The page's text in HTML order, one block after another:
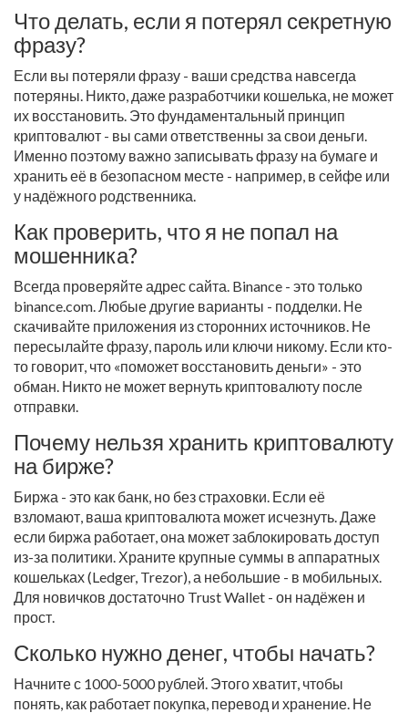
Что делать, если я потерял секретную
фразу?
Если вы потеряли фразу - ваши средства навсегда
потеряны. Никто, даже разработчики кошелька, не может
их восстановить. Это фундаментальный принцип
криптовалют - вы сами ответственны за свои деньги.
Именно поэтому важно записывать фразу на бумаге и
хранить её в безопасном месте - например, в сейфе или
у надёжного родственника.
Как проверить, что я не попал на
мошенника?
Всегда проверяйте адрес сайта. Binance - это только
binance.com. Любые другие варианты - подделки. Не
скачивайте приложения из сторонних источников. Не
пересылайте фразу, пароль или ключи никому. Если кто-
то говорит, что «поможет восстановить деньги» - это
обман. Никто не может вернуть криптовалюту после
отправки.
Почему нельзя хранить криптовалюту
на бирже?
Биржа - это как банк, но без страховки. Если её
взломают, ваша криптовалюта может исчезнуть. Даже
если биржа работает, она может заблокировать доступ
из-за политики. Храните крупные суммы в аппаратных
кошельках (Ledger, Trezor), а небольшие - в мобильных.
Для новичков достаточно Trust Wallet - он надёжен и
прост.
Сколько нужно денег, чтобы начать?
Начните с 1000-5000 рублей. Этого хватит, чтобы
понять, как работает покупка, перевод и хранение. Не